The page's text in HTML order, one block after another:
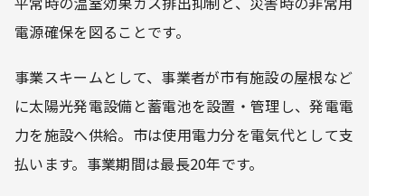
電源確保を図ることです。
事業スキームとして、事業者が市有施設の屋根など
に太陽光発電設備と蓄電池を設置・管理し、発電電
力を施設へ供給。市は使用電力分を電気代として支
払います。事業期間は最長20年です。